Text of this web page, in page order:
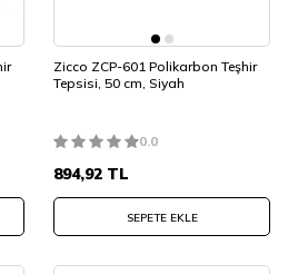
Zicco ZCP-601 Polikarbon Teşhir
Tepsisi, 50 cm, Siyah
0.0
894,92 TL
SEPETE EKLE